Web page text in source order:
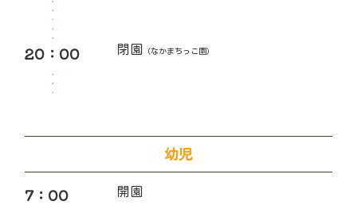
20：00 閉園 （なかまちっこ園）
幼児
7：00 開園